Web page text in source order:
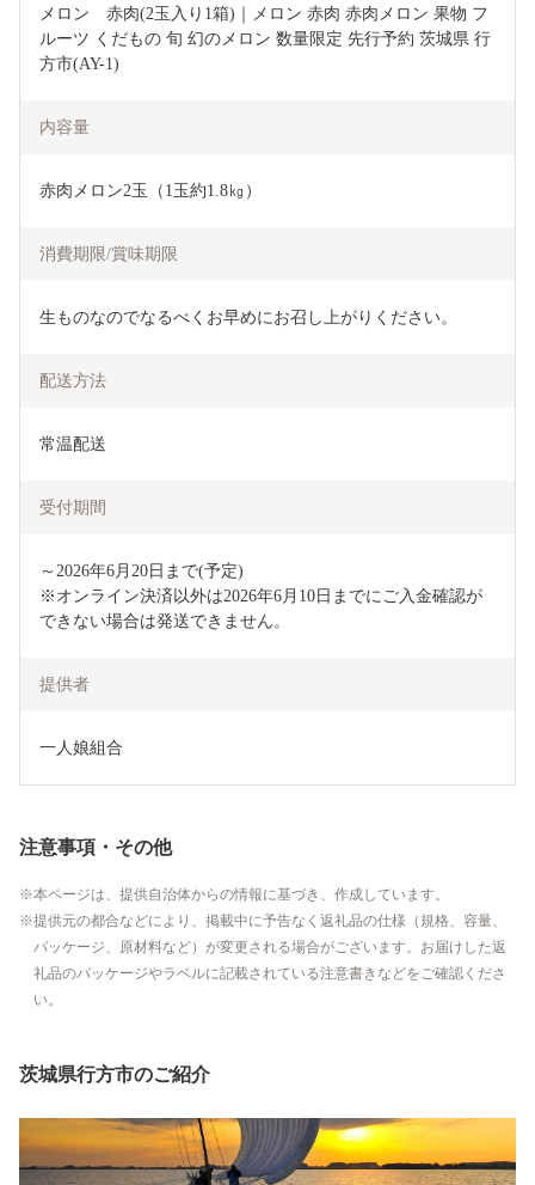
メロン　赤肉(2玉入り1箱)｜メロン 赤肉 赤肉メロン 果物 フ
ルーツ くだもの 旬 幻のメロン 数量限定 先行予約 茨城県 行
方市(AY-1)
内容量
赤肉メロン2玉（1玉約1.8㎏）
消費期限/賞味期限
生ものなのでなるべくお早めにお召し上がりください。
配送方法
常温配送
受付期間
～2026年6月20日まで(予定)
※オンライン決済以外は2026年6月10日までにご入金確認が
できない場合は発送できません。
提供者
一人娘組合
注意事項・その他
本ページは、提供自治体からの情報に基づき、作成しています。
提供元の都合などにより、掲載中に予告なく返礼品の仕様（規格、容量、
パッケージ、原材料など）が変更される場合がございます。お届けした返
礼品のパッケージやラベルに記載されている注意書きなどをご確認くださ
い。
茨城県行方市のご紹介